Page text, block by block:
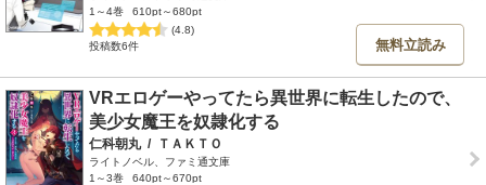
1～4巻
610pt～680pt
(4.8)
投稿数6件
無料立読み
VRエロゲーやってたら異世界に転生したので、
美少女魔王を奴隷化する
仁科朝丸 / ＴＡＫＴＯ
ライトノベル、ファミ通文庫
1～3巻
640pt～670pt